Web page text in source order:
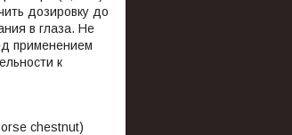
дозировку до
в глаза. Не
применением
к
chestnut)